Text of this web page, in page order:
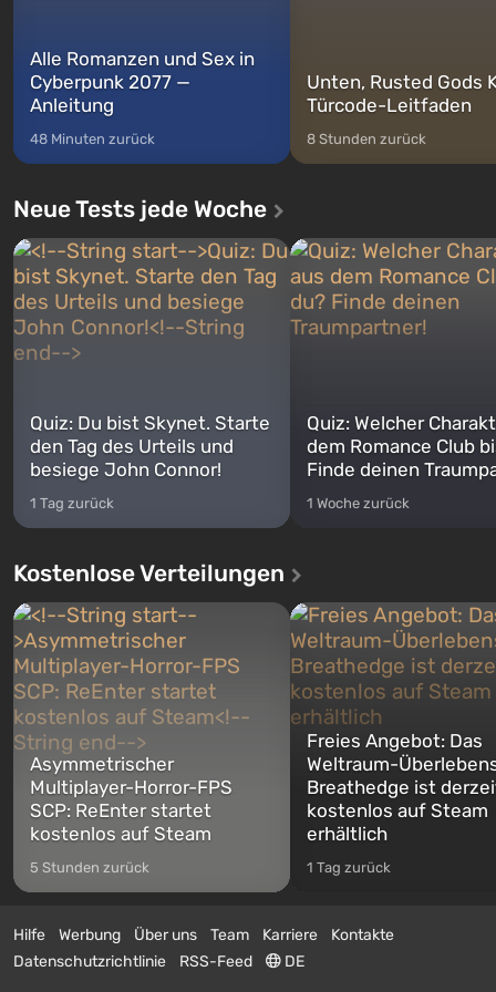
Alle Romanzen und Sex in
Cyberpunk 2077 —
Anleitung
48 Minuten zurück
Unten, Rusted Gods
Türcode-Leitfaden
8 Stunden zurück
Neue Tests jede Woche
Quiz: Du bist Skynet. Starte
den Tag des Urteils und
besiege John Connor!
1 Tag zurück
Quiz: Welcher
dem Romance Club
Finde deinen
1 Woche zurück
Kostenlose Verteilungen
Asymmetrischer
Multiplayer-Horror-FPS
SCP: ReEnter startet
kostenlos auf Steam
5 Stunden zurück
Freies Angebot: Das
Weltraum-
Breathedge ist
kostenlos auf Steam
erhältlich
1 Tag zurück
Hilfe Werbung Über uns Team Karriere
Kontakte
Datenschutzrichtlinie
RSS-Feed DE